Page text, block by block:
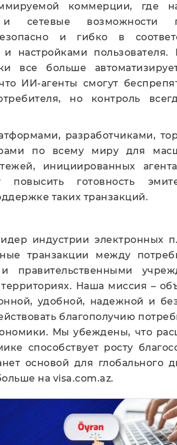
коммерции, где
сетевые возможности
и гибко в
настройками
все больше
ИИ-агенты смогут
но контроль
разработчиками,
по всему миру для
инициированных
повысить готовность
таких транзакций.
индустрии электронных
транзакции между
правительственными
Наша миссия –
удобной, надежной и
благополучию
Мы убеждены, что
способствует росту
основой для глобального
на visa.com.az.